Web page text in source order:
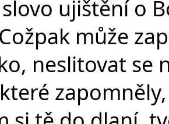
ujištění o
může
neslitovat se